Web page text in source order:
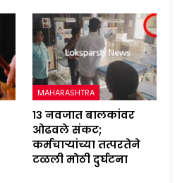
MAHARASHTRA
१३ नवजात बालकांवर
ओढवले संकट;
कर्मचाऱ्यांच्या तत्परतेने
टळली मोठी दुर्घटना